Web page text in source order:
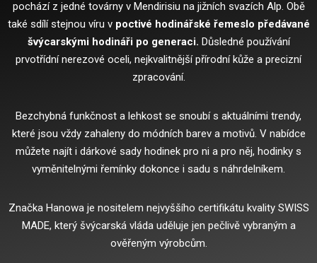
pochází z jedné továrny v Mendirisiu na jižních svazích Alp. Obě
také sdílí stejnou víru v poctivé hodinářské řemeslo předávané
švýcarskými hodináři po generaci. Důsledné používání
prvotřídní nerezové oceli, nejkvalitnější přírodní kůže a precizní
zpracování.
Bezchybná funkčnost a lehkost se snoubí s aktuálními trendy,
které jsou vždy zahaleny do módních barev a motivů. V nabídce
můžete najít i dárkové sady hodinek pro ni a pro něj, hodinky s
vyměnitelnými řemínky dokonce i sadu s náhrdelníkem.
Značka Hanowa je nositelem nejvyššího certifikátu kvality SWISS
MADE, který švýcarská vláda uděluje jen pečlivě vybraným a
ověřeným výrobcům.